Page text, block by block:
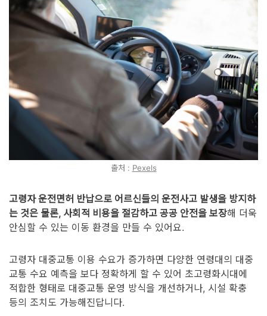
출처 : Pexels
고령자 운전면허 반납으로 어르신들의 운전사고 발생을 방지하
는 것은 물론, 사회적 비용을 절감하고 공공 안전을 보장해 더욱
안심할 수 있는 이동 환경을 만들 수 있어요.
고령자 대중교통 이용 수요가 증가하면 다양한 연령대의 대중
교통 수요 예측을 보다 정확하게 할 수 있어 초고령화시대에
적합한 형태로 대중교통 운영 방식을 개선하거나, 시설 확충
등의 조치도 가능해진답니다.